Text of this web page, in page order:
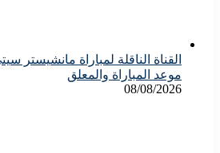
القناة الناقلة لمباراة مانشيستر
موعد المباراة والمعلق
08/08/2026